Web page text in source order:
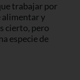
trabajar por
alimentar y
cierto, pero
especie de